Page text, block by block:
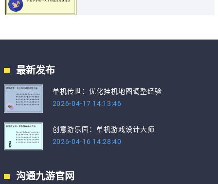
最新发布
单机传世：优化挂机地图调整经验
2026-04-17 14:13:46
创意游乐园：单机游戏设计大师
2026-04-16 14:28:40
沟通九游官网